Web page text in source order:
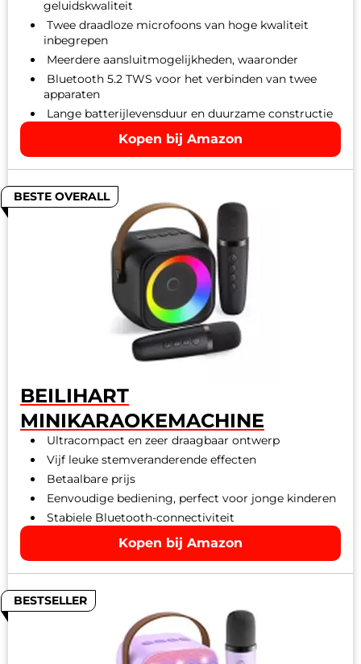
geluidskwaliteit
Twee draadloze microfoons van hoge kwaliteit
inbegrepen
Meerdere aansluitmogelijkheden, waaronder
Bluetooth 5.2 TWS voor het verbinden van twee
apparaten
Lange batterijlevensduur en duurzame constructie
Kopen bij Amazon
BESTE OVERALL
BEILIHART
MINIKARAOKEMACHINE
Ultracompact en zeer draagbaar ontwerp
Vijf leuke stemveranderende effecten
Betaalbare prijs
Eenvoudige bediening, perfect voor jonge kinderen
Stabiele Bluetooth-connectiviteit
Kopen bij Amazon
BESTSELLER